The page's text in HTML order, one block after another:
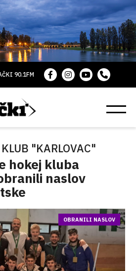
90.1FM
"KARLOVAC"
hokej kluba
naslov
OBRANILI NASLOV